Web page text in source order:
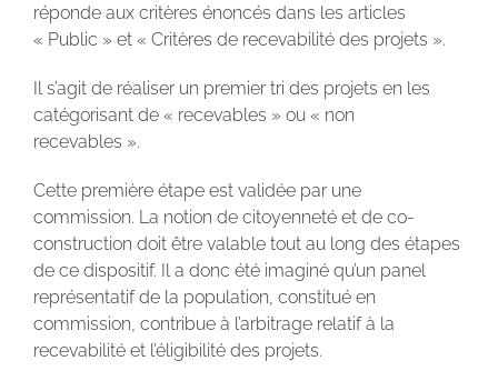
réponde aux critères énoncés dans les articles
« Public » et « Critères de recevabilité des projets ».
Il s’agit de réaliser un premier tri des projets en les
catégorisant de « recevables » ou « non
recevables ».
Cette première étape est validée par une
commission. La notion de citoyenneté et de co-
construction doit être valable tout au long des étapes
de ce dispositif. Il a donc été imaginé qu’un panel
représentatif de la population, constitué en
commission, contribue à l’arbitrage relatif à la
recevabilité et l’éligibilité des projets.